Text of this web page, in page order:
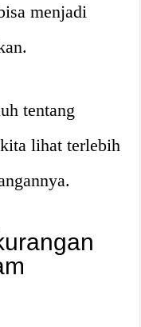
menjadi
tentang
lihat terlebih